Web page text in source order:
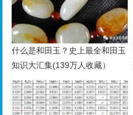
什么是和田玉？史上最全和田玉
知识大汇集(139万人收藏）